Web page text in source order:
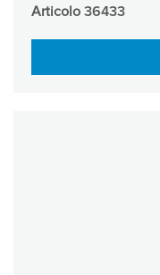
Articolo 36433